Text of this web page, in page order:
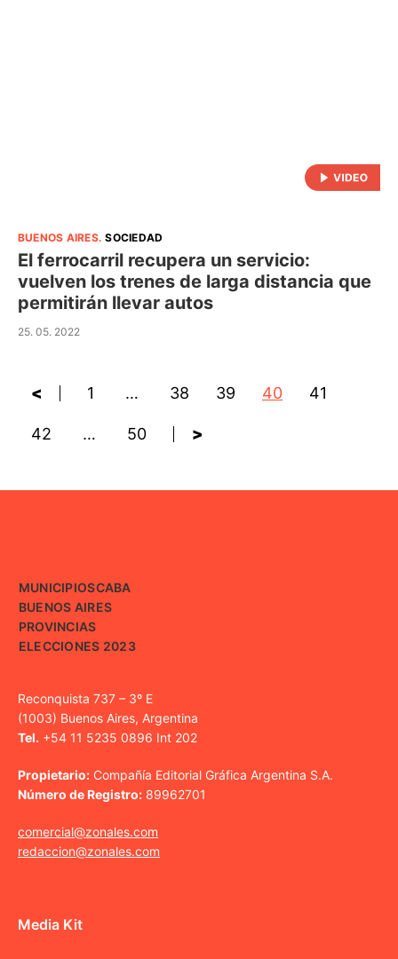
BUENOS AIRES.SOCIEDAD
El ferrocarril recupera un servicio:
vuelven los trenes de larga distancia que
permitirán llevar autos
25. 05. 2022
< 1 … 38 39 40 41
42 … 50 >
MUNICIPIOSCABA
BUENOS AIRES
PROVINCIAS
ELECCIONES 2023
Reconquista 737 – 3º E
(1003) Buenos Aires, Argentina
Tel. +54 11 5235 0896 Int 202
Propietario: Compañía Editorial Gráfica Argentina S.A.
Número de Registro: 89962701
comercial@zonales.com
redaccion@zonales.com
Media Kit